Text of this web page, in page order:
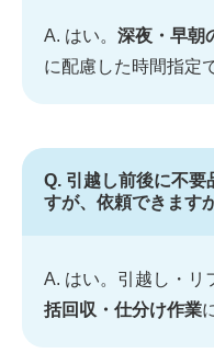
A. はい。 深夜・早朝
に配慮した時間指定
Q. 引越し前後に不要
すが、依頼できます
A. はい。引越し・リ
括回収・仕分け作業